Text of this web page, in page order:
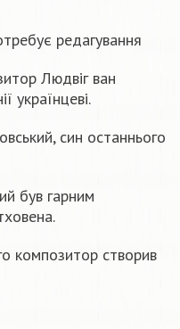
редагування
Людвіг ван
українцеві.
син останнього
був гарним
композитор створив